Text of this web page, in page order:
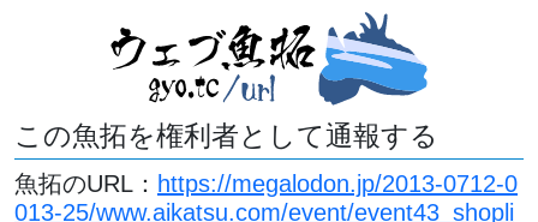
この魚拓を権利者として通報する
魚拓のURL： https://megalodon.jp/2013-0712-0
013-25/www.aikatsu.com/event/event43_shopli